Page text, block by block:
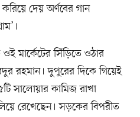
দেয় অর্ণবের গান
মার্কেটের সিঁড়িতে ওঠার
রহমান। দুপুরের দিকে গিয়েই
সালোয়ার কামিজ রাখা
রেখেছেন। সড়কের বিপরীত